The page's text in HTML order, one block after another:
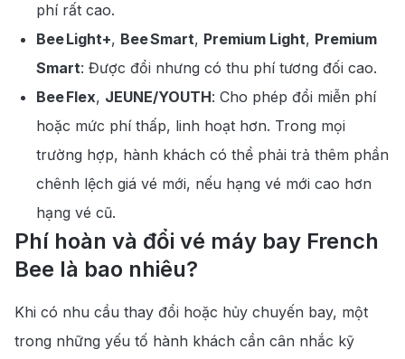
phí rất cao.
Bee Light+, Bee Smart, Premium Light, Premium
Smart: Được đổi nhưng có thu phí tương đối cao.
Bee Flex, JEUNE/YOUTH: Cho phép đổi miễn phí
hoặc mức phí thấp, linh hoạt hơn. Trong mọi
trường hợp, hành khách có thể phải trả thêm phần
chênh lệch giá vé mới, nếu hạng vé mới cao hơn
hạng vé cũ.
Phí hoàn và đổi vé máy bay French
Bee là bao nhiêu?
Khi có nhu cầu thay đổi hoặc hủy chuyến bay, một
trong những yếu tố hành khách cần cân nhắc kỹ